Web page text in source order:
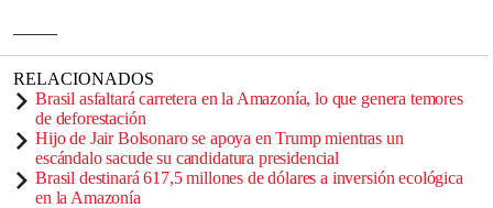
RELACIONADOS
Brasil asfaltará carretera en la Amazonía, lo que genera temores
de deforestación
Hijo de Jair Bolsonaro se apoya en Trump mientras un
escándalo sacude su candidatura presidencial
Brasil destinará 617,5 millones de dólares a inversión ecológica
en la Amazonía